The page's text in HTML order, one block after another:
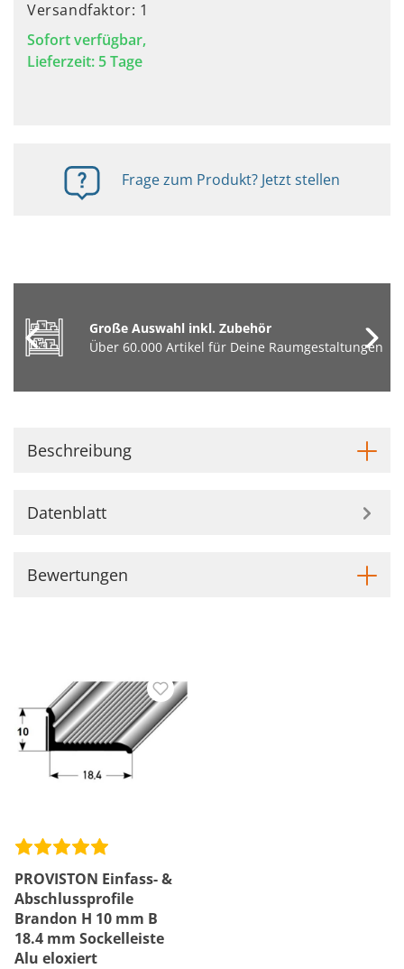
Versandfaktor: 1
Sofort verfügbar,
Lieferzeit: 5 Tage
Frage zum Produkt? Jetzt stellen
Große Auswahl inkl. Zubehör
Über 60.000 Artikel für Deine Raumgestaltungen
Beschreibung
Datenblatt
Bewertungen
PROVISTON Einfass- &
Abschlussprofile
Brandon H 10 mm B
18.4 mm Sockelleiste
Alu eloxiert